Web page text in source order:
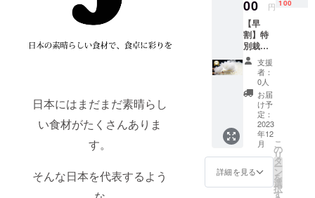
日本にはまだまだ素晴らし
い食材がたくさんありま
す。
そんな日本を代表するよう
穫量状
況に配
送日が
変更に
なる可
能性が
ござい
ます。
袋 ・北
海道
産 と
うもろ
こし
(ゴール
ド・ホ
ワイ
ト) 2
本 ・北
海道
産 か
ちゃ 1
袋 ※配
00 円 100
【早
割】特
別栽培
米 令
和5年新
米 ゆ
めぴり
か
6,000円
(税込／
送料込
ターン
詳細 ・
特別栽
培米
支援
者：
0人
お届
け予
定：
2023
年12
月
詳細を見る
こ
の
リ
タ
ー
ン
を
選
択
す